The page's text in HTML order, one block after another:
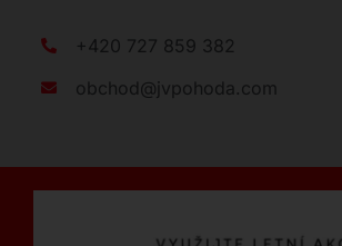
+420 727 859 382
obchod@jvpohoda.com